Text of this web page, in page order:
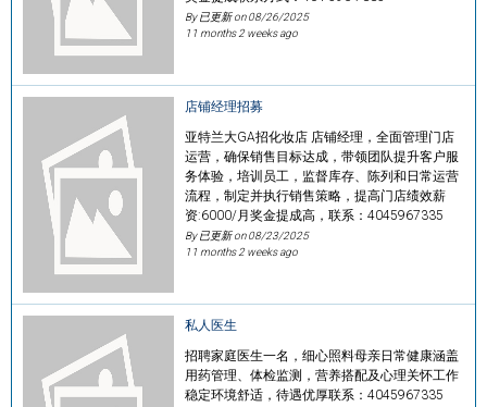
By 已更新 on08/26/2025
11 months 2 weeks ago
店铺经理招募
亚特兰大GA招化妆店 店铺经理，全面管理门店
运营，确保销售目标达成，带领团队提升客户服
务体验，培训员工，监督库存、陈列和日常运营
流程，制定并执行销售策略，提高门店绩效薪
资:6000/月奖金提成高，联系：4045967335
By 已更新 on08/23/2025
11 months 2 weeks ago
私人医生
招聘家庭医生一名，细心照料母亲日常健康涵盖
用药管理、体检监测，营养搭配及心理关怀工作
稳定环境舒适，待遇优厚联系：4045967335